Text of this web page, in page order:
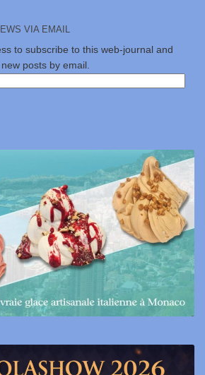
VIA EMAIL
to subscribe to this web-journal and
posts by email.